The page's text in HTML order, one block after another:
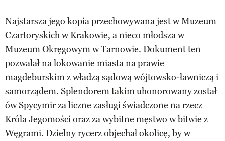
Najstarsza jego kopia przechowywana jest w Muzeum
Czartoryskich w Krakowie, a nieco młodsza w
Muzeum Okręgowym w Tarnowie. Dokument ten
pozwalał na lokowanie miasta na prawie
magdeburskim z władzą sądową wójtowsko-ławniczą i
samorządem. Splendorem takim uhonorowany został
ów Spycymir za liczne zasługi świadczone na rzecz
Króla Jegomości oraz za wybitne męstwo w bitwie z
Węgrami. Dzielny rycerz objechał okolicę, by w